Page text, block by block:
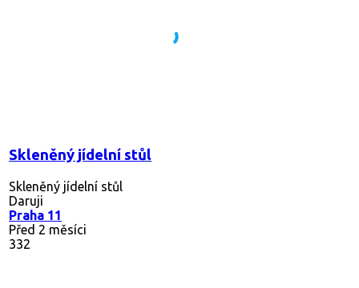
Skleněný jídelní stůl
Skleněný jídelní stůl
Daruji
Praha 11
Před 2 měsíci
332